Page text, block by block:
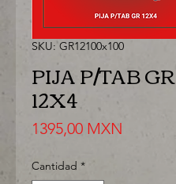
SKU: GR12100x100
PIJA P/TAB GR
12X4
1395,00 MXN
Cantidad *